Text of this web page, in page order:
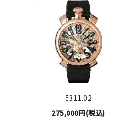
5311.02
275,000円(税込)